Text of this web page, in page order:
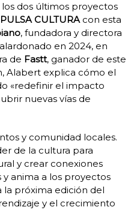
dos últimos proyectos
CULTURAcon esta
, fundadora y directora
en 2024, en
de Fastt, ganador de este
Alabert explica cómo el
«redefinir el impacto
nuevas vías de
y comunidad locales.
de la cultura para
y crear conexiones
anima a los proyectos
la próxima edición del
y el crecimiento